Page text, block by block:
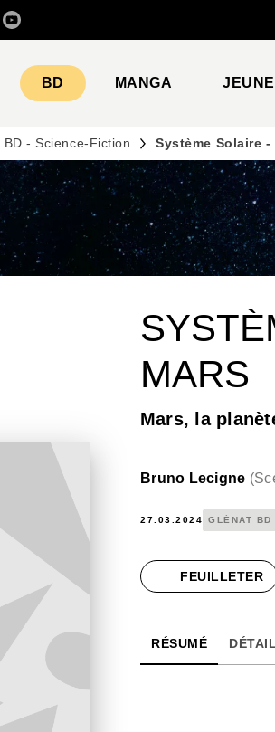
CONTENU
BD MANGA
BD - Science-Fiction Système Solaire -
MARS
Mars, la
Bruno Lecigne (
27.03.2024 GLÉNAT BD
FEUILLETER
RÉSUMÉ